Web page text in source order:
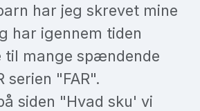
har jeg skrevet mine
har igennem tiden
til mange spændende
serien "FAR".
siden "Hvad sku' vi